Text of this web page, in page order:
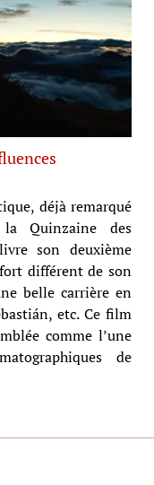
déjà remarqué
Quinzaine des
livre son deuxième
différent de son
belle carrière en
etc. Ce film
comme l’une
de